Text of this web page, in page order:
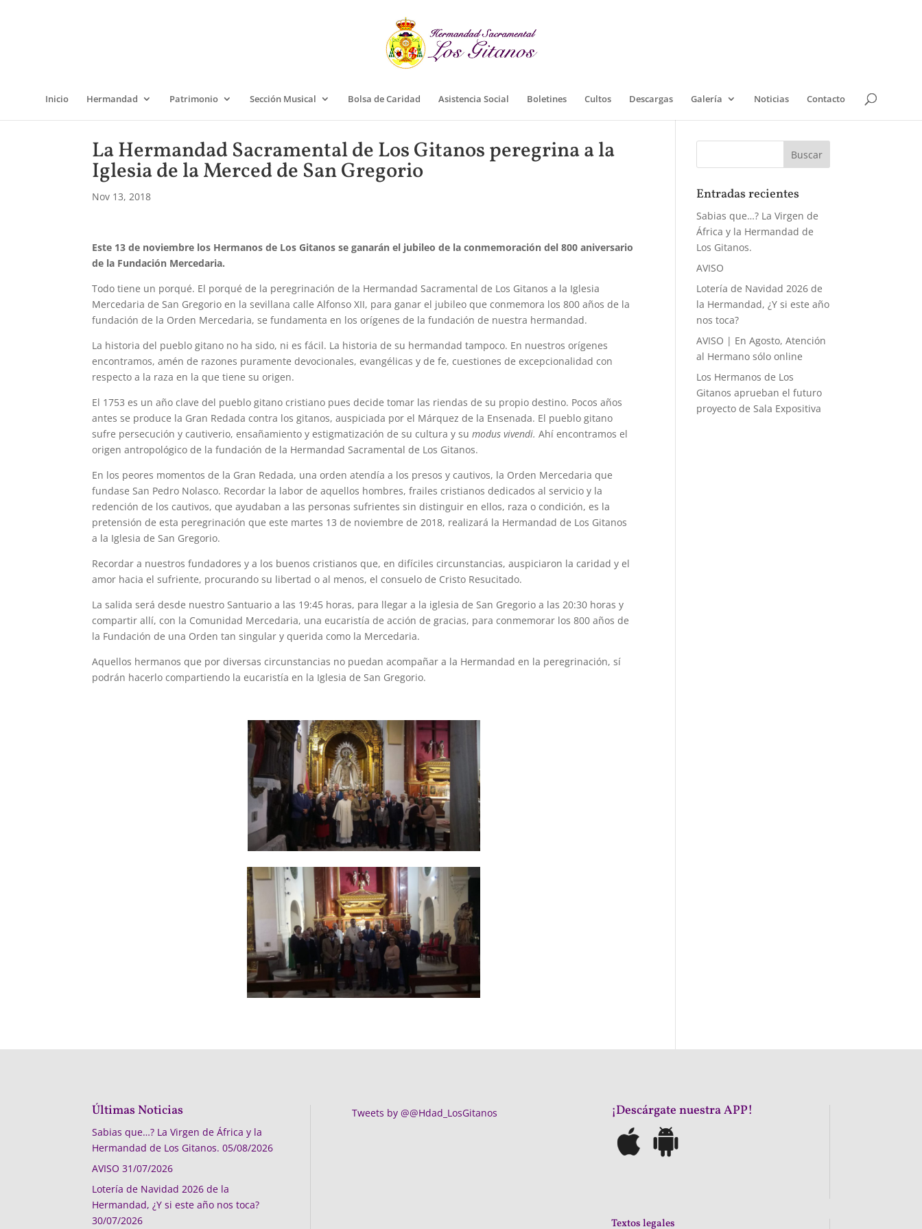
Inicio Hermandad Patrimonio Sección Musical Bolsa de Caridad Asistencia Social Boletines Cultos Descargas Galería Noticias Contacto
La Hermandad Sacramental de Los Gitanos peregrina a la
Iglesia de la Merced de San Gregorio
Nov 13, 2018
Este 13 de noviembre los Hermanos de Los Gitanos se ganarán el jubileo de la conmemoración del 800 aniversario
de la Fundación Mercedaria.
Todo tiene un porqué. El porqué de la peregrinación de la Hermandad Sacramental de Los Gitanos a la Iglesia
Mercedaria de San Gregorio en la sevillana calle Alfonso XII, para ganar el jubileo que conmemora los 800 años de la
fundación de la Orden Mercedaria, se fundamenta en los orígenes de la fundación de nuestra hermandad.
La historia del pueblo gitano no ha sido, ni es fácil. La historia de su hermandad tampoco. En nuestros orígenes
encontramos, amén de razones puramente devocionales, evangélicas y de fe, cuestiones de excepcionalidad con
respecto a la raza en la que tiene su origen.
El 1753 es un año clave del pueblo gitano cristiano pues decide tomar las riendas de su propio destino. Pocos años
antes se produce la Gran Redada contra los gitanos, auspiciada por el Márquez de la Ensenada. El pueblo gitano
sufre persecución y cautiverio, ensañamiento y estigmatización de su cultura y sumodus vivendi. Ahí encontramos el
origen antropológico de la fundación de la Hermandad Sacramental de Los Gitanos.
En los peores momentos de la Gran Redada, una orden atendía a los presos y cautivos, la Orden Mercedaria que
fundase San Pedro Nolasco. Recordar la labor de aquellos hombres, frailes cristianos dedicados al servicio y la
redención de los cautivos, que ayudaban a las personas sufrientes sin distinguir en ellos, raza o condición, es la
pretensión de esta peregrinación que este martes 13 de noviembre de 2018, realizará la Hermandad de Los Gitanos
a la Iglesia de San Gregorio.
Recordar a nuestros fundadores y a los buenos cristianos que, en difíciles circunstancias, auspiciaron la caridad y el
amor hacia el sufriente, procurando su libertad o al menos, el consuelo de Cristo Resucitado.
La salida será desde nuestro Santuario a las 19:45 horas, para llegar a la iglesia de San Gregorio a las 20:30 horas y
compartir allí, con la Comunidad Mercedaria, una eucaristía de acción de gracias, para conmemorar los 800 años de
la Fundación de una Orden tan singular y querida como la Mercedaria.
Aquellos hermanos que por diversas circunstancias no puedan acompañar a la Hermandad en la peregrinación, sí
podrán hacerlo compartiendo la eucaristía en la Iglesia de San Gregorio.
Entradas recientes
Sabias que…? La Virgen de
África y la Hermandad de
Los Gitanos.
AVISO
Lotería de Navidad 2026 de
la Hermandad, ¿Y si este año
nos toca?
AVISO | En Agosto, Atención
al Hermano sólo online
Los Hermanos de Los
Gitanos aprueban el futuro
proyecto de Sala Expositiva
Últimas Noticias
Sabias que…? La Virgen de África y la
Hermandad de Los Gitanos. 05/08/2026
AVISO 31/07/2026
Lotería de Navidad 2026 de la
Hermandad, ¿Y si este año nos toca?
30/07/2026
Tweets by @@Hdad_LosGitanos ¡Descárgate nuestra APP!
Textos legales